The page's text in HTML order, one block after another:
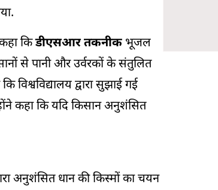
कहा किडीएसआर तकनीक भूजल
से पानी और उर्वरकों के संतुलित
द्वारा सुझाई गई
कहा कि यदि किसान अनुशंसित
अनुशंसित धान की किस्मों का चयन